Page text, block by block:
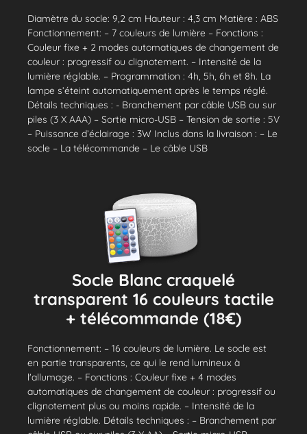
Diamètre du socle: 9,2 cm Hauteur : 4,3 cm Matière : ABS
Fonctionnement: – 7 couleurs de lumière – Fonctions :
Couleur fixe + 2 modes automatiques de changement de
couleur : progressif ou clignotement. – Intensité de la
lumière réglable. – Programmation : 4h, 5h, 6h et 8h. La
lampe s’éteint automatiquement après le temps réglé.
Détails techniques : - Branchement par câble USB ou sur
piles (3 X AAA) – Sortie micro-USB – Tension de sortie : 5V
– Puissance d’éclairage : 3W Inclus dans la livraison : – Le
socle – La télécommande – Le câble USB
Socle Blanc craquelé
transparent 16 couleurs tactile
+ télécommande (18€)
Fonctionnement: – 16 couleurs de lumière. Le socle est
en partie transparents, ce qui le rend lumineux à
l'allumage. – Fonctions : Couleur fixe + 4 modes
automatiques de changement de couleur : progressif ou
clignotement plus ou moins rapide. – Intensité de la
lumière réglable. Détails techniques : – Branchement par